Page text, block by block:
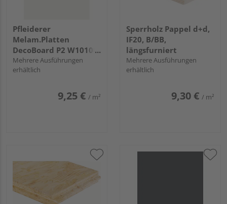
Pfleiderer
Melam.Platten
DecoBoard P2 W10100
Interior white, SD
Mehrere Ausführungen
erhältlich
9,25 € / m²
Sperrholz Pappel d+d,
IF20, B/BB,
längsfurniert
Mehrere Ausführungen
erhältlich
9,30 € / m²